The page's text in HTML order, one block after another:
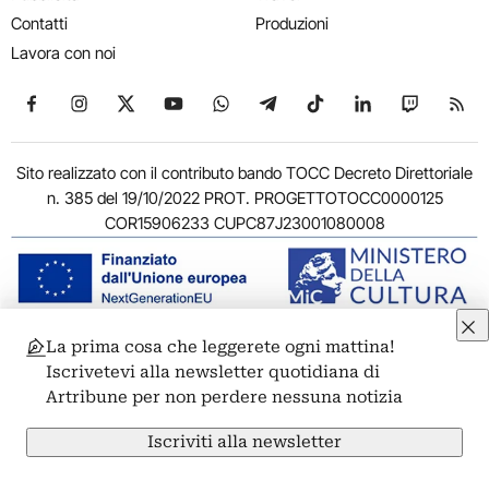
Contatti
Lavora con noi
Produzioni
Seguici su Facebook
Seguici su Instagram
Seguici su X
Seguici su YouTube
Seguici su WhatsApp
Seguici su Telegram
Seguici su TikTok
Seguici su
Seguici
Sito realizzato con il contributo bando TOCC Decreto Direttoriale
n. 385 del 19/10/2022 PROT. PROGETTOTOCC0000125
COR15906233 CUPC87J23001080008
© 2011-2026 ARTRIBUNE srl – Corso Vittorio Emanuele II, 287 –
00186 Roma - P.I. 11381581005
Privacy: Responsabile della protezione dei dati personali
ARTRIBUNE srl – Corso Vittorio Emanuele II, 287 – 00186 Roma
Termini e condizioniPrivacy PolicyCookie PolicyCredits
La prima cosa che leggerete ogni mattina!
Iscrivetevi alla newsletter quotidiana di
Artribune per non perdere nessuna notizia
Iscriviti alla newsletter